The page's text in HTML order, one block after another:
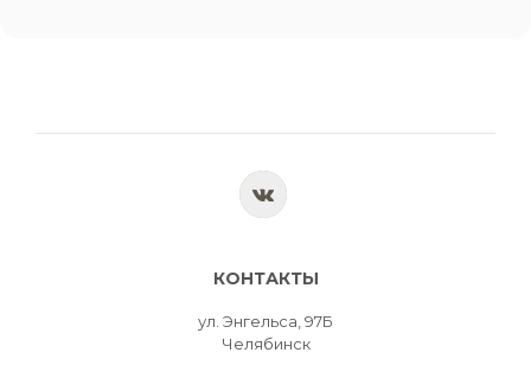
КОНТАКТЫ
ул. Энгельса, 97Б
Челябинск